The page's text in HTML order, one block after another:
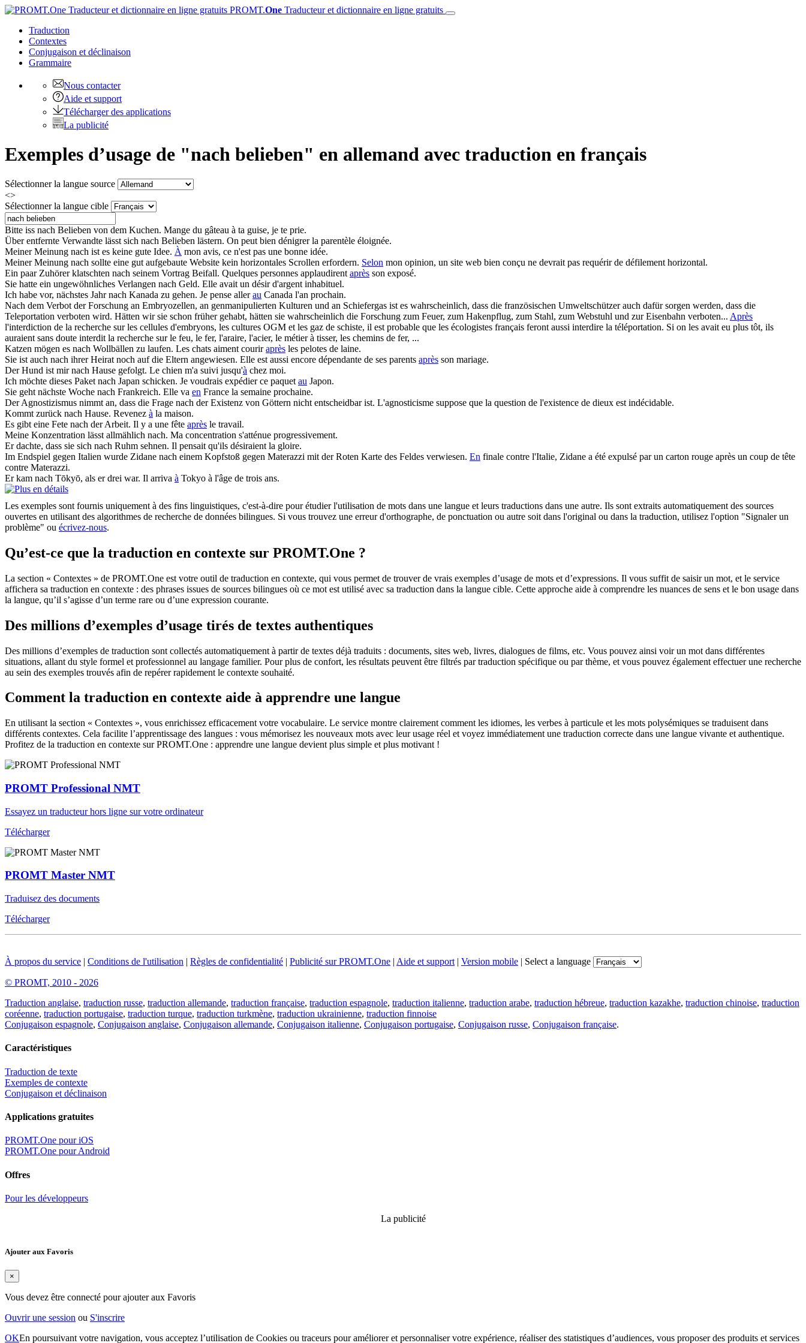
PROMT.One Traducteur et dictionnaire en ligne gratuits
Traduction
Contextes
Conjugaison et déclinaison
Grammaire
Nous contacter
Aide et support
Télécharger des applications
La publicité
Exemples d’usage de "nach belieben" en allemand avec traduction en français
Sélectionner la langue source
<>
Sélectionner la langue cible
Bitte iss nach Belieben von dem Kuchen. Mange du gâteau à ta guise, je te prie.
Über entfernte Verwandte lässt sich nach Belieben lästern. On peut bien dénigrer la parentèle éloignée.
Meiner Meinung nach ist es keine gute Idee. À mon avis, ce n'est pas une bonne idée.
Meiner Meinung nach sollte eine gut aufgebaute Website kein horizontales Scrollen erfordern. Selon mon opinion, un site web bien conçu ne devrait pas requérir de défilement horizontal.
Ein paar Zuhörer klatschten nach seinem Vortrag Beifall. Quelques personnes applaudirent après son exposé.
Sie hatte ein ungewöhnliches Verlangen nach Geld. Elle avait un désir d'argent inhabituel.
Ich habe vor, nächstes Jahrnach Kanada zu gehen. Je pense allerau Canada l'an prochain.
Nach dem Verbot der Forschung an Embryozellen, an genmanipulierten Kulturen und an Schiefergas ist es wahrscheinlich, dass die französischen Umweltschützer auch dafür sorgen werden, dass die
Teleportation verboten wird. Hätten wir sie schon früher gehabt, hätten sie wahrscheinlich die Forschung zum Feuer, zum Hakenpflug, zum Stahl, zum Webstuhl und zur Eisenbahn verboten... Après
l'interdiction de la recherche sur les cellules d'embryons, les cultures OGM et les gaz de schiste, il est probable que les écologistes français feront aussi interdire la téléportation. Si on les avait eu plus tôt, ils
auraient sans doute interdit la recherche sur le feu, le fer, l'araire, l'acier, le métier à tisser, les chemins de fer, ...
Katzen mögen es nach Wollbällen zu laufen. Les chats aiment couriraprès les pelotes de laine.
Sie ist auch nach ihrer Heirat noch auf die Eltern angewiesen. Elle est aussi encore dépendante de ses parents après son mariage.
Der Hund ist mirnach Hause gefolgt. Le chien m'a suivi jusqu'à chez moi.
Ich möchte dieses Paket nach Japan schicken. Je voudrais expédier ce paquet au Japon.
Sie geht nächste Woche nach Frankreich. Elle va en France la semaine prochaine.
Der Agnostizismus nimmt an, dass die Frage nach der Existenz von Göttern nicht entscheidbar ist. L'agnosticisme suppose que la question de l'existence de dieux est indécidable.
Kommt zurück nach Hause. Revenez à la maison.
Es gibt eine Fete nach der Arbeit. Il y a une fête après le travail.
Meine Konzentration lässt allmählich nach. Ma concentration s'atténue progressivement.
Er dachte, dass sie sich nach Ruhm sehnen. Il pensait qu'ils désiraient la gloire.
Im Endspiel gegen Italien wurde Zidane nach einem Kopfstoß gegen Materazzi mit der Roten Karte des Feldes verwiesen. En finale contre l'Italie, Zidane a été expulsé par un carton rouge après un coup de tête
contre Materazzi.
Er kam nach Tōkyō, als er drei war. Il arriva à Tokyo à l'âge de trois ans.
Les exemples sont fournis uniquement à des fins linguistiques, c'est-à-dire pour étudier l'utilisation de mots dans une langue et leurs traductions dans une autre. Ils sont extraits automatiquement des sources
ouvertes en utilisant des algorithmes de recherche de données bilingues. Si vous trouvez une erreur d'orthographe, de ponctuation ou autre soit dans l'original ou dans la traduction, utilisez l'option "Signaler un
problème" ou écrivez-nous.
Qu’est-ce que la traduction en contexte sur PROMT.One ?
La section « Contextes » de PROMT.One est votre outil de traduction en contexte, qui vous permet de trouver de vrais exemples d’usage de mots et d’expressions. Il vous suffit de saisir un mot, et le service
affichera sa traduction en contexte : des phrases issues de sources bilingues où ce mot est utilisé avec sa traduction dans la langue cible. Cette approche aide à comprendre les nuances de sens et le bon usage dans
la langue, qu’il s’agisse d’un terme rare ou d’une expression courante.
Des millions d’exemples d’usage tirés de textes authentiques
Des millions d’exemples de traduction sont collectés automatiquement à partir de textes déjà traduits : documents, sites web, livres, dialogues de films, etc. Vous pouvez ainsi voir un mot dans différentes
situations, allant du style formel et professionnel au langage familier. Pour plus de confort, les résultats peuvent être filtrés par traduction spécifique ou par thème, et vous pouvez également effectuer une recherche
au sein des exemples trouvés afin de repérer rapidement le contexte souhaité.
Comment la traduction en contexte aide à apprendre une langue
En utilisant la section « Contextes », vous enrichissez efficacement votre vocabulaire. Le service montre clairement comment les idiomes, les verbes à particule et les mots polysémiques se traduisent dans
différents contextes. Cela facilite l’apprentissage des langues : vous mémorisez les nouveaux mots avec leur usage réel et voyez immédiatement une traduction correcte dans une langue vivante et authentique.
Profitez de la traduction en contexte sur PROMT.One : apprendre une langue devient plus simple et plus motivant !
PROMT Professional NMT
Essayez un traducteur hors ligne sur votre ordinateur
Télécharger
PROMT Master NMT
Traduisez des documents
Télécharger
À propos du service | Conditions de l'utilisation | Règles de confidentialité | Publicité sur PROMT.One | Aide et support | Version mobile | Select a language
© PROMT, 2010 - 2026
Traduction anglaise, traduction russe, traduction allemande, traduction française, traduction espagnole, traduction italienne, traduction arabe, traduction hébreue, traduction kazakhe, traduction chinoise, traduction
coréenne, traduction portugaise, traduction turque, traduction turkmène, traduction ukrainienne, traduction finnoise
Conjugaison espagnole, Conjugaison anglaise, Conjugaison allemande, Conjugaison italienne, Conjugaison portugaise, Conjugaison russe, Conjugaison française.
Caractéristiques
Traduction de texte
Exemples de contexte
Conjugaison et déclinaison
Applications gratuites
PROMT.One pour iOS
PROMT.One pour Android
Offres
Pour les développeurs
La publicité
Ajouter aux Favoris
×
Vous devez être connecté pour ajouter aux Favoris
Ouvrir une session ou S'inscrire
OKEn poursuivant votre navigation, vous acceptez l’utilisation de Cookies ou traceurs pour améliorer et personnaliser votre expérience, réaliser des statistiques d’audiences, vous proposer des produits et services